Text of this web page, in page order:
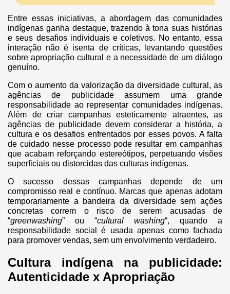
Entre essas iniciativas, a abordagem das comunidades
indígenas ganha destaque, trazendo à tona suas histórias
e seus desafios individuais e coletivos. No entanto, essa
interação não é isenta de críticas, levantando questões
sobre apropriação cultural e a necessidade de um diálogo
genuíno.
Com o aumento da valorização da diversidade cultural, as
agências de publicidade assumem uma grande
responsabilidade ao representar comunidades indígenas.
Além de criar campanhas esteticamente atraentes, as
agências de publicidade devem considerar a história, a
cultura e os desafios enfrentados por esses povos. A falta
de cuidado nesse processo pode resultar em campanhas
que acabam reforçando estereótipos, perpetuando visões
superficiais ou distorcidas das culturas indígenas.
O sucesso dessas campanhas depende de um
compromisso real e contínuo. Marcas que apenas adotam
temporariamente a bandeira da diversidade sem ações
concretas correm o risco de serem acusadas de
“greenwashing” ou “cultural washing“, quando a
responsabilidade social é usada apenas como fachada
para promover vendas, sem um envolvimento verdadeiro.
Cultura indígena na publicidade:
Autenticidade x Apropriação